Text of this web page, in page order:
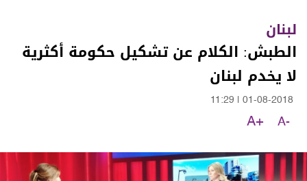
لبنان
الطبش: الكلام عن تشكيل حكومة أكثرية
لا يخدم لبنان
01-08-2018
11:29
A-
A+